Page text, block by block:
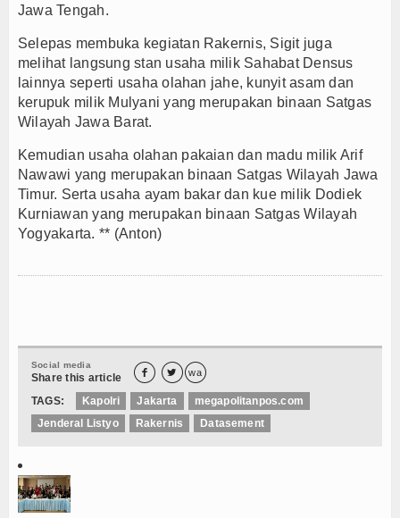
Jawa Tengah.
Selepas membuka kegiatan Rakernis, Sigit juga
melihat langsung stan usaha milik Sahabat Densus
lainnya seperti usaha olahan jahe, kunyit asam dan
kerupuk milik Mulyani yang merupakan binaan Satgas
Wilayah Jawa Barat.
Kemudian usaha olahan pakaian dan madu milik Arif
Nawawi yang merupakan binaan Satgas Wilayah Jawa
Timur. Serta usaha ayam bakar dan kue milik Dodiek
Kurniawan yang merupakan binaan Satgas Wilayah
Yogyakarta. ** (Anton)
Social media
Share this article   wa
TAGS: Kapolri Jakarta
megapolitanpos.com
Jenderal Listyo
Rakernis Datasement